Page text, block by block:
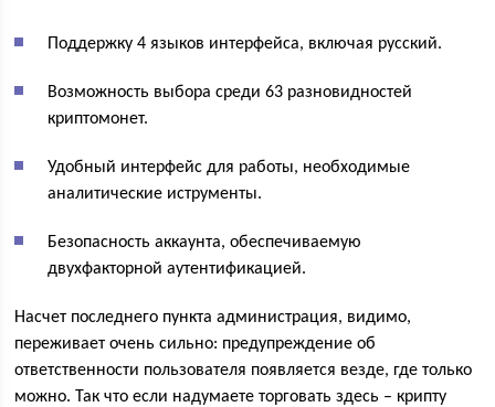
Поддержку 4 языков интерфейса, включая русский.
Возможность выбора среди 63 разновидностей
криптомонет.
Удобный интерфейс для работы, необходимые
аналитические иструменты.
Безопасность аккаунта, обеспечиваемую
двухфакторной аутентификацией.
Насчет последнего пункта администрация, видимо,
переживает очень сильно: предупреждение об
ответственности пользователя появляется везде, где только
можно. Так что если надумаете торговать здесь – крипту